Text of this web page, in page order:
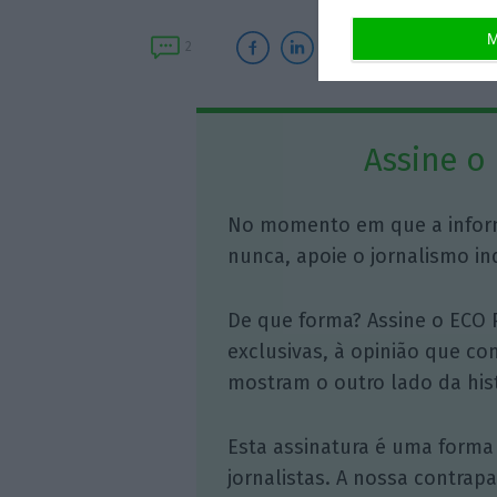
2
Assine o
No momento em que a
nunca, apoie o jornalismo
De que forma? Assine o
exclusivas, à opinião que
mostram o outro lado da
Esta assinatura é uma
jornalistas. A nossa